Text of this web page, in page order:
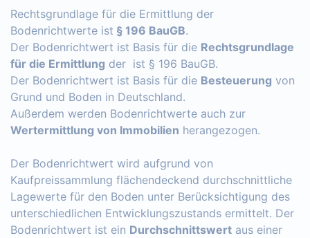
Rechtsgrundlage für die Ermittlung der
Bodenrichtwerte ist § 196 BauGB.
Der Bodenrichtwert ist Basis für die Rechtsgrundlage
für die Ermittlung der ist § 196 BauGB.
Der Bodenrichtwert ist Basis für die Besteuerung von
Grund und Boden in Deutschland.
Außerdem werden Bodenrichtwerte auch zur
Wertermittlung von Immobilien herangezogen.
Der Bodenrichtwert wird aufgrund von
Kaufpreissammlung flächendeckend durchschnittliche
Lagewerte für den Boden unter Berücksichtigung des
unterschiedlichen Entwicklungszustands ermittelt. Der
Bodenrichtwert ist ein Durchschnittswert aus einer